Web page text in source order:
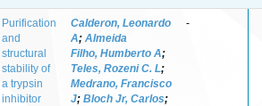
Purification
and
structural
stability of
a trypsin
inhibitor
Calderon, Leonardo
A; Almeida
Filho, Humberto A;
Teles, Rozeni C. L;
Medrano, Francisco
J; Bloch Jr, Carlos;
-